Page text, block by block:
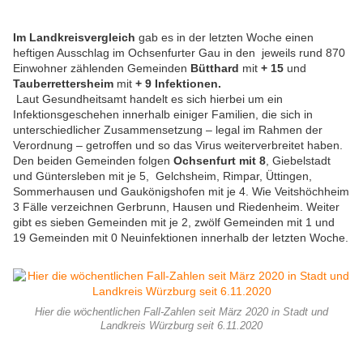
Im Landkreisvergleich gab es in der letzten Woche einen
heftigen Ausschlag im Ochsenfurter Gau in den jeweils rund 870
Einwohner zählenden Gemeinden Bütthard mit + 15 und
Tauberrettersheim mit + 9 Infektionen.
Laut Gesundheitsamt handelt es sich hierbei um ein
Infektionsgeschehen innerhalb einiger Familien, die sich in
unterschiedlicher Zusammensetzung – legal im Rahmen der
Verordnung – getroffen und so das Virus weiterverbreitet haben.
Den beiden Gemeinden folgen Ochsenfurt mit 8 , Giebelstadt
und Güntersleben mit je 5, Gelchsheim, Rimpar, Üttingen,
Sommerhausen und Gaukönigshofen mit je 4. Wie Veitshöchheim
3 Fälle verzeichnen Gerbrunn, Hausen und Riedenheim. Weiter
gibt es sieben Gemeinden mit je 2, zwölf Gemeinden mit 1 und
19 Gemeinden mit 0 Neuinfektionen innerhalb der letzten Woche.
Hier die wöchentlichen Fall-Zahlen seit März 2020 in Stadt und
Landkreis Würzburg seit 6.11.2020